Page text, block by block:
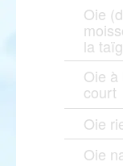
Oie
la
Oie à
court
Oie
Oie